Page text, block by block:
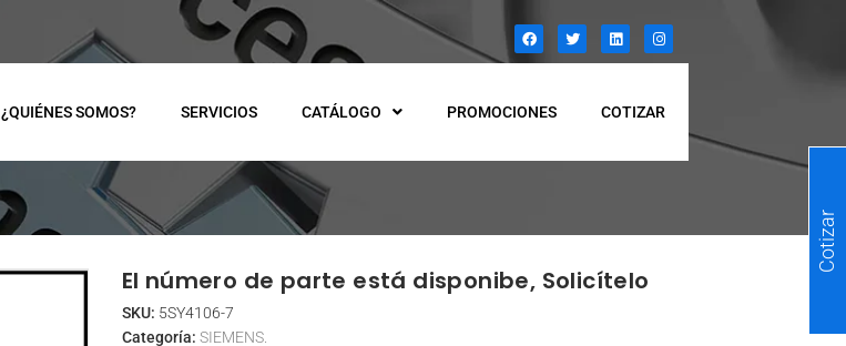
¿QUIÉNES SOMOS? SERVICIOS CATÁLOGO PROMOCIONES COTIZAR
El número de parte está disponibe, Solicítelo
SKU: 5SY4106-7
Categoría: SIEMENS.
Cotizar